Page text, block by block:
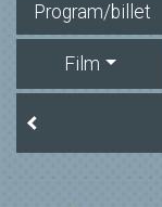
Program/billet
Film